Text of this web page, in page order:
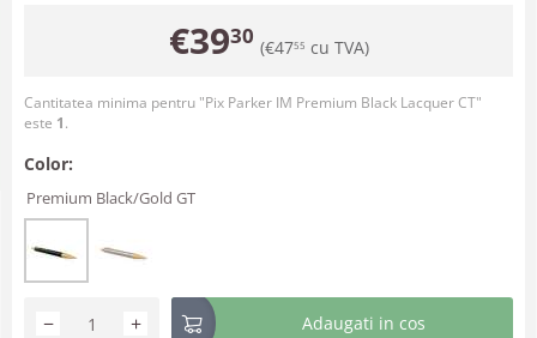
€3930 (€4755 cu TVA)
Cantitatea minima pentru "Pix Parker IM Premium Black Lacquer CT"
este 1.
Color:
Premium Black/Gold GT
+
− Adaugati in cos